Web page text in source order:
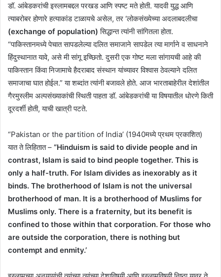
डॉ. आंबेडकरांची इस्लामबद्दल परखड आणि स्पष्ट मते होती. यादवी युद्ध आणि
त्याबरोबर होणारे हत्याकांड टाळायचे असेल, तर ‘लोकसंख्येच्या अदलाबदलीचा
(exchange of population)सिद्धान्त त्यांनी सांगितला होता.
“पाकिस्तानमध्ये पेचात सापडलेल्या दलित समाजाने सापडेल त्या मार्गाने व साधनाने
हिंदुस्थानात यावे, असे मी सांगू इच्छितो. दुसरी एक गोष्ट मला सांगायची आहे की
पाकिस्तान किंवा निजामाचे हैदराबाद संस्थान यांच्यावर विश्वास ठेवल्याने दलित
समाजाचा घात होईल.” या शब्दांत त्यांनी बजावले होते. आज भारताबाहेरील देशांतील
गैरमुस्लीम अल्पसंख्याकांची स्थिती पाहता डॉ. आंबेडकरांची या विषयातील धोरणे किती
दूरदर्शी होती, याची खात्री पटते.
“Pakistan or the partition of India’ (1940मध्ये प्रथम प्रकाशित)
यात ते लिहितात – “Hinduism is said to divide people and in
contrast, Islam is said to bind people together. This is
only a half-truth. For Islam divides as inexorably as it
binds. The brotherhood of Islam is not the universal
brotherhood of man. It is a brotherhood of Muslims for
Muslims only. There is a fraternity, but its benefit is
confined to those within that corporation. For those who
are outside the corporation, there is nothing but
contempt and enmity.’